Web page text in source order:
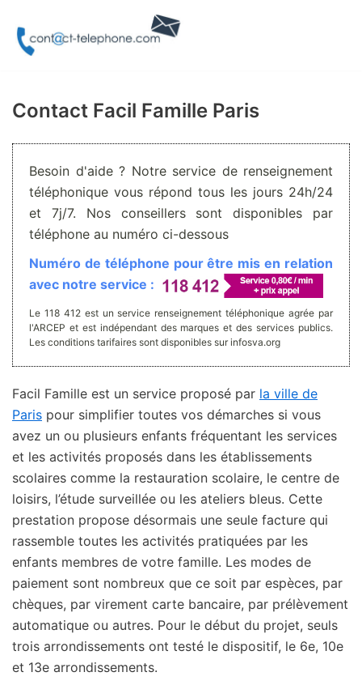
Aller
Contact Facil Famille Paris
Besoin d'aide ? Notre service de renseignement
téléphonique vous répond tous les jours 24h/24
et 7j/7. Nos conseillers sont disponibles par
téléphone au numéro ci-dessous
Numéro de téléphone pour être mis en relation
avec notre service :
Le 118 412 est un service renseignement téléphonique agrée par
l'ARCEP et est indépendant des marques et des services publics.
Les conditions tarifaires sont disponibles sur infosva.org
Facil Famille est un service proposé par la ville de
Paris pour simplifier toutes vos démarches si vous
avez un ou plusieurs enfants fréquentant les services
et les activités proposés dans les établissements
scolaires comme la restauration scolaire, le centre de
loisirs, l’étude surveillée ou les ateliers bleus. Cette
prestation propose désormais une seule facture qui
rassemble toutes les activités pratiquées par les
enfants membres de votre famille. Les modes de
paiement sont nombreux que ce soit par espèces, par
chèques, par virement carte bancaire, par prélèvement
automatique ou autres. Pour le début du projet, seuls
trois arrondissements ont testé le dispositif, le 6e, 10e
et 13e arrondissements.